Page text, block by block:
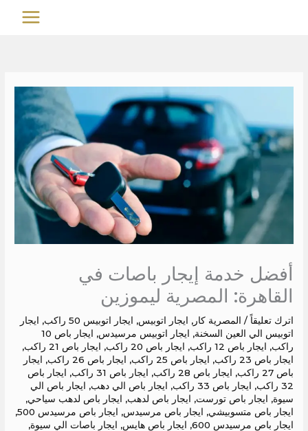
MAIN
أفضل خدمة إيجار باصات في
القاهرة: المصرية ليموزين
اترك تعليقاً / المصرية كار, ايجار اتوبيس, ايجار اتوبيس 50 راكب , ايجار
اتوبيس الي العين السخنة, ايجار اتوبيس مرسيدس,
ايجار باص 10
راكب, ايجار باص 12 راكب , ايجار باص 20 راكب , ايجار باص 21 راكب
,
ايجار باص 23 راكب
, ايجار باص 25 راكب , ايجار باص 26 راكب , ايجار
باص 27 راكب
, ايجار باص 28 راكب , ايجار باص 31 راكب , ايجار باص
32 راكب
, ايجار باص 33 راكب , ايجار باص الي دهب, ايجار باص الي
سيوة, ايجار باص تورست, ايجار باص لدهب, ايجار باص لدهب سياحي,
ايجار باص متسوبيشي, ايجار باص مرسيدس, ايجار باص مرسيدس 500
,
ايجار باص مرسيدس 600
, ايجار باص هايس, ايجار باصات الي سيوة,